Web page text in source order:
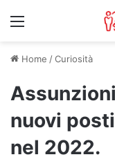
Menu
Home /Curiosità
nuovi
nel 2022.